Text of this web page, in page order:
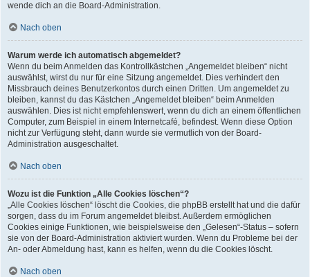
wende dich an die Board-Administration.
Nach oben
Warum werde ich automatisch abgemeldet?
Wenn du beim Anmelden das Kontrollkästchen „Angemeldet bleiben“ nicht
auswählst, wirst du nur für eine Sitzung angemeldet. Dies verhindert den
Missbrauch deines Benutzerkontos durch einen Dritten. Um angemeldet zu
bleiben, kannst du das Kästchen „Angemeldet bleiben“ beim Anmelden
auswählen. Dies ist nicht empfehlenswert, wenn du dich an einem öffentlichen
Computer, zum Beispiel in einem Internetcafé, befindest. Wenn diese Option
nicht zur Verfügung steht, dann wurde sie vermutlich von der Board-
Administration ausgeschaltet.
Nach oben
Wozu ist die Funktion „Alle Cookies löschen“?
„Alle Cookies löschen“ löscht die Cookies, die phpBB erstellt hat und die dafür
sorgen, dass du im Forum angemeldet bleibst. Außerdem ermöglichen
Cookies einige Funktionen, wie beispielsweise den „Gelesen“-Status – sofern
sie von der Board-Administration aktiviert wurden. Wenn du Probleme bei der
An- oder Abmeldung hast, kann es helfen, wenn du die Cookies löscht.
Nach oben